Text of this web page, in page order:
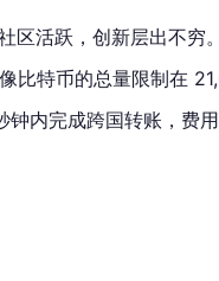
活跃，创新层出不穷。
比特币的总量限制在
钟内完成跨国转账，费